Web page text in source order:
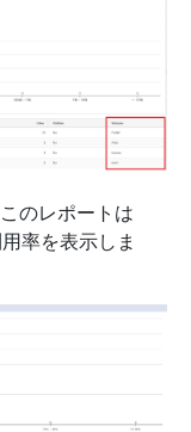
このレポートは
率を表示しま